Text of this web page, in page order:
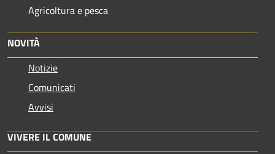
Agricoltura e pesca
NOVITÀ
Notizie
Comunicati
Avvisi
VIVERE IL COMUNE